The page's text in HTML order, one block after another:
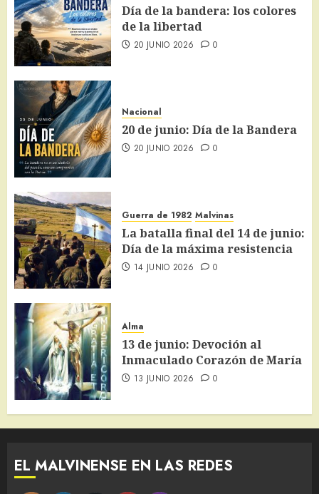
Día de la bandera: los colores
de la libertad
20 JUNIO 2026 0
Nacional
20 de junio: Día de la Bandera
20 JUNIO 2026 0
Guerra de 1982 Malvinas
La batalla final del 14 de junio:
Día de la máxima resistencia
14 JUNIO 2026 0
Alma
13 de junio: Devoción al
Inmaculado Corazón de María
13 JUNIO 2026 0
EL MALVINENSE EN LAS REDES